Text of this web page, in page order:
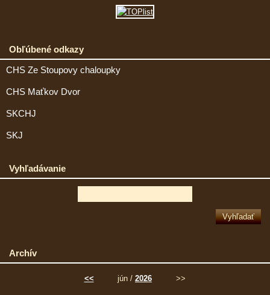
Obľúbené odkazy
CHS Ze Stoupovy chaloupky
CHS Maťkov Dvor
SKCHJ
SKJ
Vyhľadávanie
Archív
<< jún / 2026 >>